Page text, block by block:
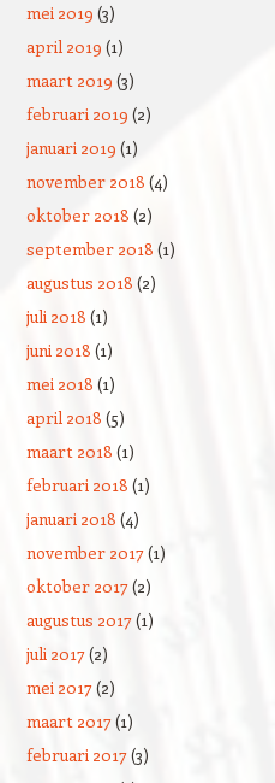
mei 2019 (3)
april 2019 (1)
maart 2019 (3)
februari 2019 (2)
januari 2019 (1)
november 2018 (4)
oktober 2018 (2)
september 2018 (1)
augustus 2018 (2)
juli 2018 (1)
juni 2018 (1)
mei 2018 (1)
april 2018 (5)
maart 2018 (1)
februari 2018 (1)
januari 2018 (4)
november 2017(1)
oktober 2017(2)
augustus 2017(1)
juli 2017(2)
mei 2017(2)
maart 2017(1)
februari 2017(3)